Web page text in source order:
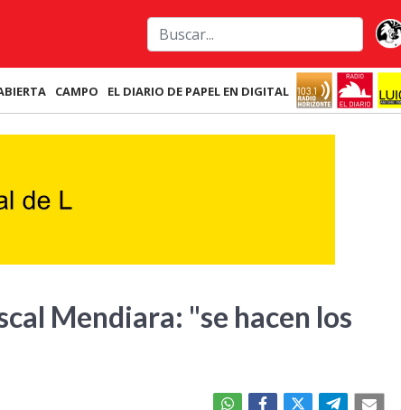
CAMPO EL DIARIO DE PAPEL EN DIGITAL
Mendiara: "se hacen los